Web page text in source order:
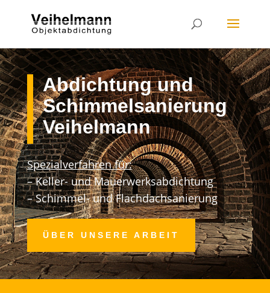
Abdichtung und
Schimmelsanierung
Veihelmann
Spezialverfahren für:
– Keller- und Mauerwerksabdichtung
– Schimmel- und Flachdachsanierung
ÜBER UNSERE ARBEIT